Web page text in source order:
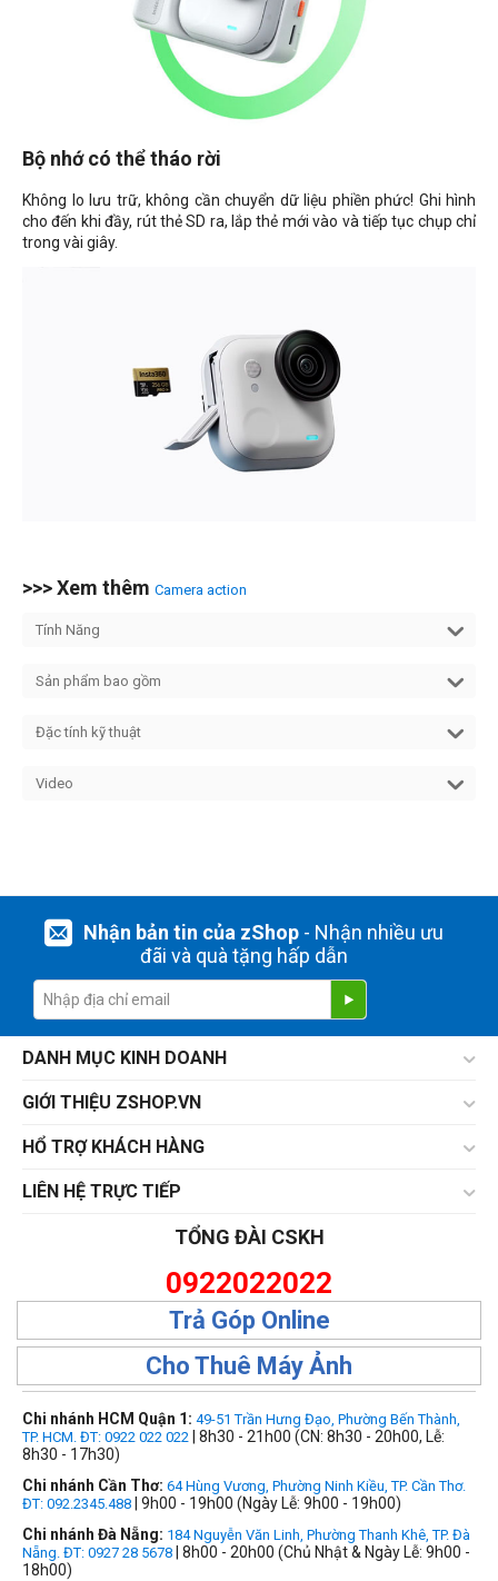
Bộ nhớ có thể tháo rời
Không lo lưu trữ, không cần chuyển dữ liệu phiền phức! Ghi hình
cho đến khi đầy, rút ​​thẻ SD ra, lắp thẻ mới vào và tiếp tục chụp chỉ
trong vài giây.
>>> Xem thêm Camera action
Tính Năng
Sản phẩm bao gồm
Đặc tính kỹ thuật
Video
Nhận bản tin của zShop- Nhận nhiều ưu
đãi và quà tặng hấp dẫn
DANH MỤC KINH DOANH
GIỚI THIỆU ZSHOP.VN
HỔ TRỢ KHÁCH HÀNG
LIÊN HỆ TRỰC TIẾP
TỔNG ĐÀI CSKH
0922022022
Trả Góp Online
Cho Thuê Máy Ảnh
Chi nhánh HCM Quận 1: 49-51 Trần Hưng Đạo, Phường Bến Thành,
TP. HCM. ĐT: 0922 022 022 | 8h30 - 21h00 (CN: 8h30 - 20h00, Lễ:
8h30 - 17h30)
Chi nhánh Cần Thơ: 64 Hùng Vương, Phường Ninh Kiều, TP. Cần Thơ.
ĐT: 092.2345.488 | 9h00 - 19h00 (Ngày Lễ: 9h00 - 19h00)
Chi nhánh Đà Nẵng: 184 Nguyễn Văn Linh, Phường Thanh Khê, TP. Đà
Nẵng. ĐT: 0927 28 5678 | 8h00 - 20h00 (Chủ Nhật & Ngày Lễ: 9h00 -
18h00)